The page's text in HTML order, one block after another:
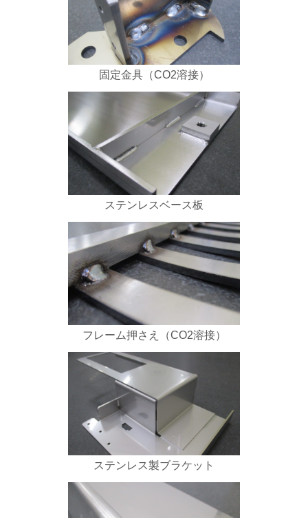
固定金具（CO2溶接）
ステンレスベース板
フレーム押さえ（CO2溶接）
ステンレス製ブラケット